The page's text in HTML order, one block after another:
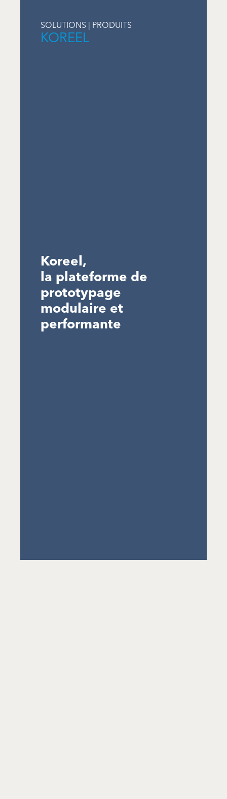
SOLUTIONS | PRODUITS
KOREEL
Koreel,
la plateforme de
prototypage
modulaire et
performante